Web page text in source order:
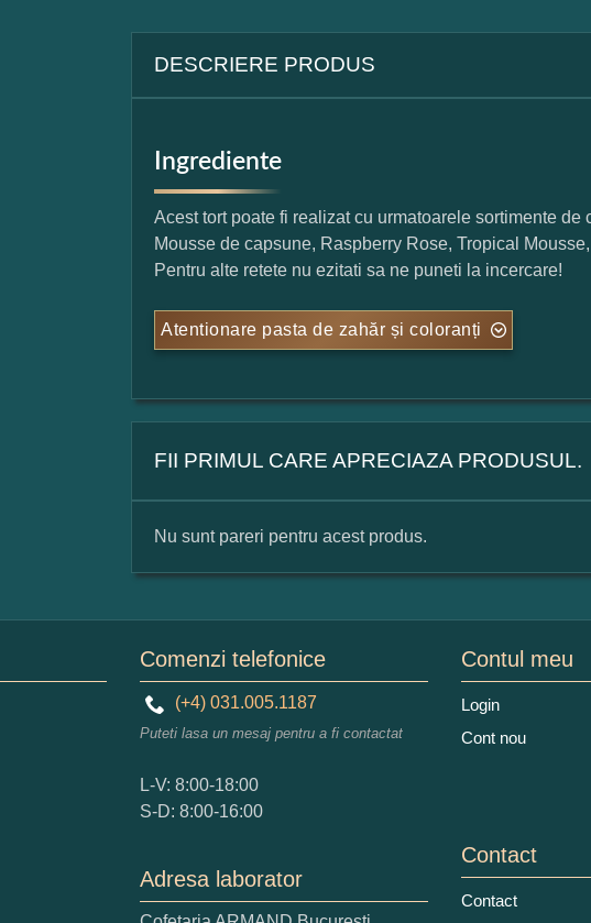
DESCRIERE PRODUS
Ingrediente
Acest tort poate fi realizat cu urmatoarele sortimente
Mousse de capsune, Raspberry Rose, Tropical
Pentru alte retete nu ezitati sa ne puneti la incercare!
Atentionare pasta de zahăr și coloranți
FII PRIMUL CARE APRECIAZA PRODUSUL.
Numele dumneavoastra:
Adaugati o parere despre acest produs:
Nu sunt pareri pentru acest produs.
Comenzi telefonice
(+4) 031.005.1187
Puteti lasa un mesaj pentru a fi contactat
L-V: 8:00-18:00
S-D: 8:00-16:00
Adresa laborator
Contul meu
Login
Cont nou
Contact
Contact